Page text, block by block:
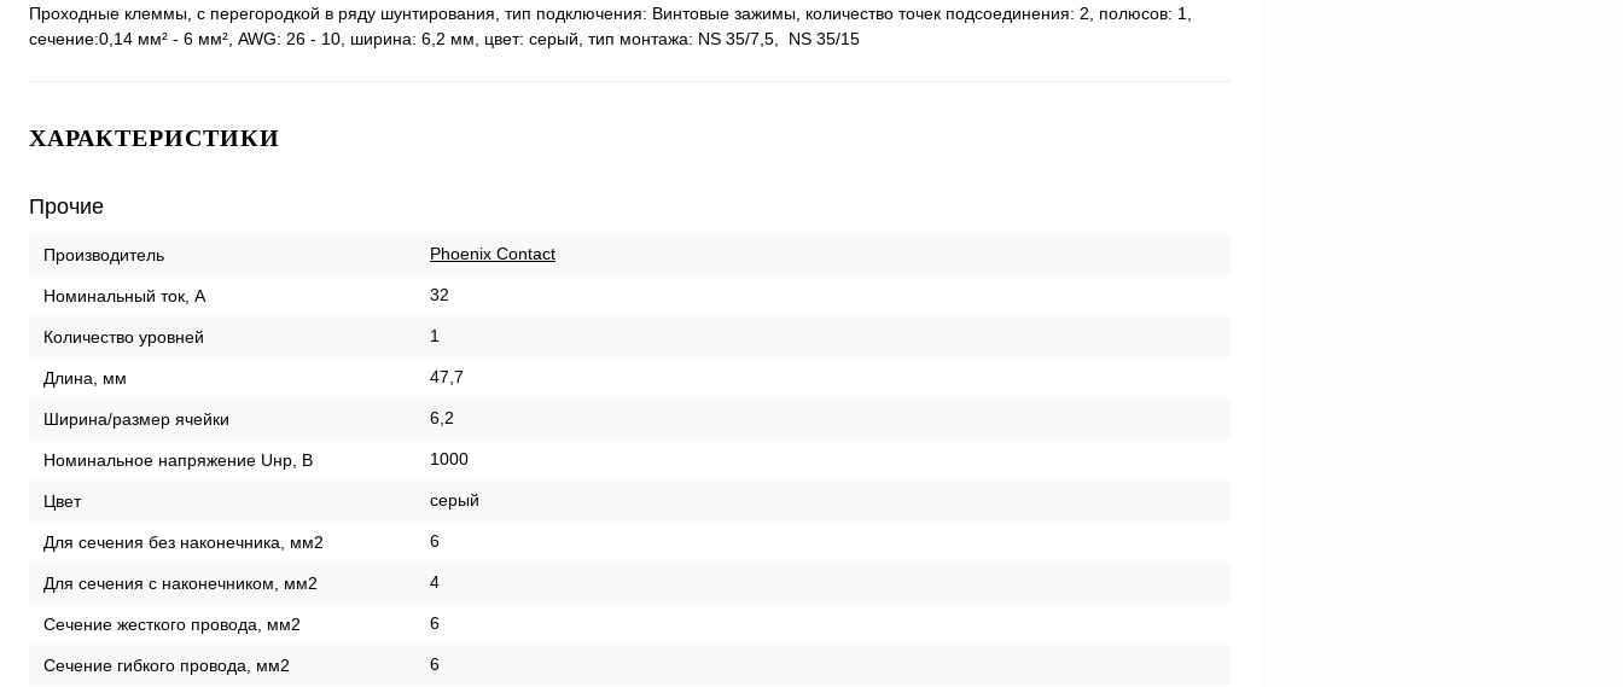
Проходные клеммы, с перегородкой в ряду шунтирования, тип подключения: Винтовые зажимы, количество точек подсоединения: 2, полюсов: 1,
cечение:0,14 мм² - 6 мм², AWG: 26 - 10, ширина: 6,2 мм, цвет: cерый, тип монтажа: NS 35/7,5, NS 35/15
ХАРАКТЕРИСТИКИ
Прочие
Производитель Phoenix Contact
Номинальный ток, А 32
Количество уровней 1
Длина, мм 47,7
Ширина/размер ячейки 6,2
Номинальное напряжение Uнр, В 1000
Цвет серый
Для сечения без наконечника, мм2 6
Для сечения с наконечником, мм2 4
Сечение жесткого провода, мм2 6
Сечение гибкого провода, мм2 6